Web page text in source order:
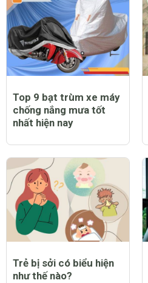
Top 9 bạt trùm xe máy
chống nắng mưa tốt
nhất hiện nay
Trẻ bị sởi có biểu hiện
như thế nào?